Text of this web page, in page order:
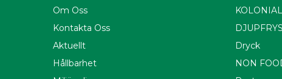
Om Oss
Kontakta Oss
Aktuellt
Hållbarhet
KOLONIAL
Dryck
NON